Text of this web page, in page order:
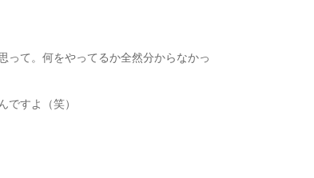
って。何をやってるか全然分からなかっ
すよ（笑）